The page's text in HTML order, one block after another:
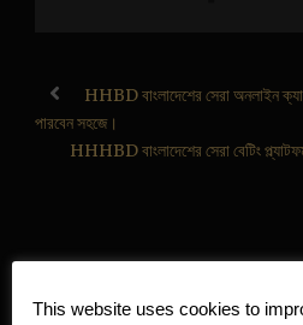
HHBD বাংলাদেশের সেরা অনলাইন
পারবেন সহজে।
HHHBD বাংলাদেশের সেরা বেটিং
ABOUT POST AUTHOR
This website uses cookies to